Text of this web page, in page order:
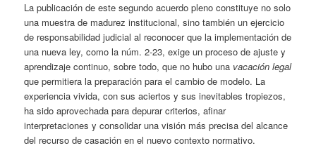
La publicación de este segundo acuerdo pleno constituye no solo
una muestra de madurez institucional, sino también un ejercicio
de responsabilidad judicial al reconocer que la implementación de
una nueva ley, como la núm. 2-23, exige un proceso de ajuste y
aprendizaje continuo, sobre todo, que no hubo una vacación legal
que permitiera la preparación para el cambio de modelo. La
experiencia vivida, con sus aciertos y sus inevitables tropiezos,
ha sido aprovechada para depurar criterios, afinar
interpretaciones y consolidar una visión más precisa del alcance
del recurso de casación en el nuevo contexto normativo.